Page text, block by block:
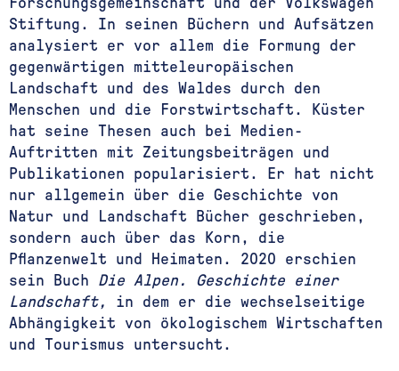
Forschungsgemeinschaft und der Volkswagen
Stiftung. In seinen Büchern und Aufsätzen
analysiert er vor allem die Formung der
gegenwärtigen mitteleuropäischen
Landschaft und des Waldes durch den
Menschen und die Forstwirtschaft. Küster
hat seine Thesen auch bei Medien-
Auftritten mit Zeitungsbeiträgen und
Publikationen popularisiert. Er hat nicht
nur allgemein über die Geschichte von
Natur und Landschaft Bücher geschrieben,
sondern auch über das Korn, die
Pflanzenwelt und Heimaten. 2020 erschien
sein Buch Die Alpen. Geschichte einer
Landschaft, in dem er die wechselseitige
Abhängigkeit von ökologischem Wirtschaften
und Tourismus untersucht.